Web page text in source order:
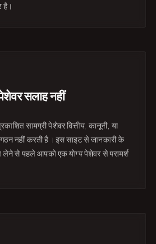
है।
सलाह नहीं
सामग्री पेशेवर वित्तीय, कानूनी, या
नहीं करती है। इस साइट से जानकारी के
लेने से पहले आपको एक योग्य पेशेवर से परामर्श